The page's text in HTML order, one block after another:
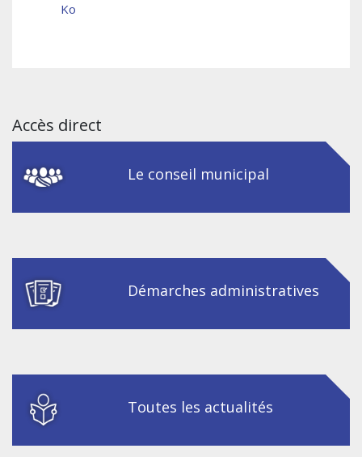
Ko
Accès direct
Le conseil municipal
Démarches administratives
Toutes les actualités